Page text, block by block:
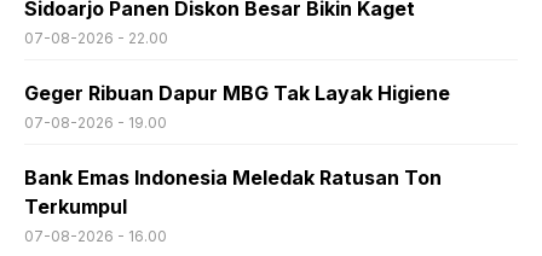
Sidoarjo Panen Diskon Besar Bikin Kaget
07-08-2026 - 22.00
Geger Ribuan Dapur MBG Tak Layak Higiene
07-08-2026 - 19.00
Bank Emas Indonesia Meledak Ratusan Ton
Terkumpul
07-08-2026 - 16.00